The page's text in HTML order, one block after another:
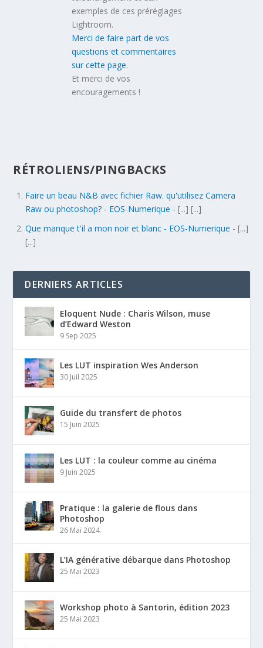
exemples de ces préréglages
Lightroom.
Merci de faire part de vos
questions et commentaires
sur cette page.
Et merci de vos
encouragements !
RÉTROLIENS/PINGBACKS
Faire un beau N&B avec fichier Raw. qu'utilisez Camera
Raw ou photoshop? - EOS-Numerique - [...] [...]
Que manque t'il a mon noir et blanc - EOS-Numerique - [...]
[...]
DERNIERS ARTICLES
Eloquent Nude : Charis Wilson, muse
d’Edward Weston
9 Sep 2025
Les LUT inspiration Wes Anderson
30 Juil 2025
Guide du transfert de photos
15 Juin 2025
Les LUT : la couleur comme au cinéma
9 Juin 2025
Pratique : la galerie de flous dans
Photoshop
26 Mai 2024
L’IA générative débarque dans Photoshop
25 Mai 2023
Workshop photo à Santorin, édition 2023
25 Mai 2023